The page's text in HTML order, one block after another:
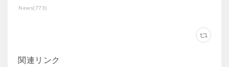
News(773)
関連リンク